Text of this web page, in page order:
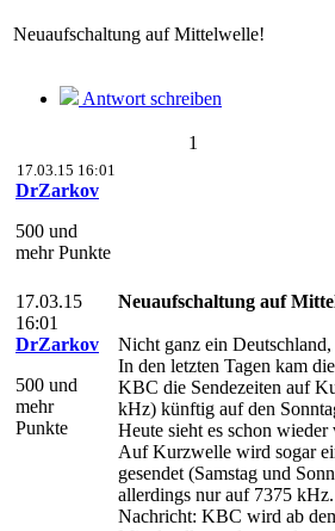
Neuaufschaltung auf Mittelwelle!
Antwort schreiben
1
17.03.15 16:01
DrZarkov
500 und
mehr Punkte
17.03.15
16:01
DrZarkov
500 und
mehr
Punkte
Neuaufschaltung auf
Nicht ganz ein Deutschland,
In den letzten Tagen kam
KBC die Sendezeiten auf
kHz) künftig auf den
Heute sieht es schon wieder
Auf Kurzwelle wird sogar
gesendet (Samstag und
allerdings nur auf 7375
Nachricht: KBC wird ab